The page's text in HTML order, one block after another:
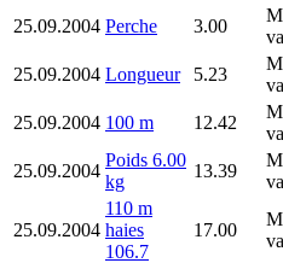
25.09.2004 Perche 3.00
25.09.2004 Longueur 5.23
25.09.2004 100 m 12.42
25.09.2004
Poids 6.00
kg
13.39
25.09.2004
110 m
haies
106.7
17.00